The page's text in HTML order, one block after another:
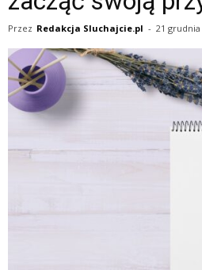
Przez Redakcja Sluchajcie.pl - 21 grudnia